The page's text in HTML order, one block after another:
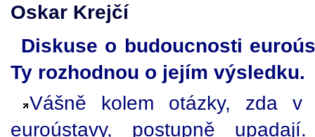
Oskar Krejčí
Diskuse o budoucnosti
Ty rozhodnou o jejím výsledku.
Vášně kolem otázky, zda v
euroústavy, postupně